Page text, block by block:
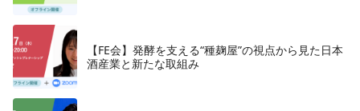
【FE会】発酵を支える“種麹屋”の視点から見た日本
酒産業と新たな取組み